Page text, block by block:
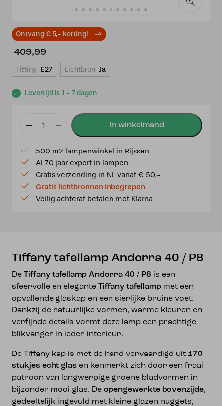
Ontvang € 5,- korting!
Levertijd is 1 - 7 dagen
409,99
Fitting E27 Lichtbron Ja
Tiffany
Andorra
40
/
P8
aantal
500 m2 lampenwinkel in Rijssen
Al 70 jaar expert in lampen
Gratis verzending in NL vanaf € 50,-
Gratis lichtbronnen inbegrepen
Veilig achteraf betalen met Klarna
Tiffany tafellamp Andorra 40 / P8
De Tiffany tafellamp Andorra 40 / P8 is een
sfeervolle en elegante Tiffany tafellamp met een
opvallende glaskap en een sierlijke bruine voet.
Dankzij de natuurlijke vormen, warme kleuren en
verfijnde details vormt deze lamp een prachtige
blikvanger in ieder interieur.
De Tiffany kap is met de hand vervaardigd uit 170
stukjes echt glas en kenmerkt zich door een fraai
patroon van langwerpige groene bladvormen in
bijzonder mooi glas. De opengewerkte bovenzijde,
gedeeltelijk ingevuld met kleine glazen nuggets,